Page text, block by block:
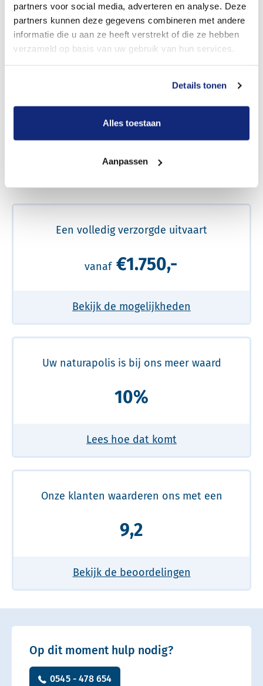
partners voor social media, adverteren en analyse. Deze
partners kunnen deze gegevens combineren met andere
informatie die u aan ze heeft verstrekt of die ze hebben
verzameld op basis van uw gebruik van hun services.
Details tonen
Alles toestaan
Aanpassen
Een betere uitvaart ervaring voor een betere
Een volledig verzorgde uitvaart
vanaf €1.750,-
Bekijk de mogelijkheden
Uw naturapolis is bij ons meer waard
10%
Lees hoe dat komt
Onze klanten waarderen ons met een
9,2
Bekijk de beoordelingen
Op dit moment hulp nodig?
0545 - 478 654